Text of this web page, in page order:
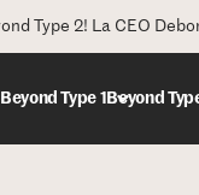
Type 2! La CEO
Beyond Type 1 Beyond